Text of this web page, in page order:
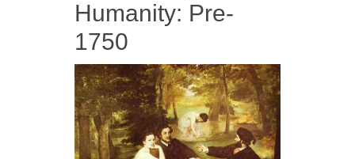
Humanity: Pre-
1750